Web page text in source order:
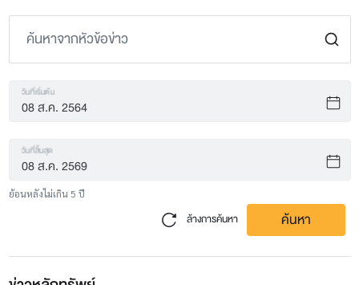
วันที่เริ่มต้น
วันที่สิ้นสุด
ย้อนหลังไม่เกิน 5 ปี
ล้างการค้นหา ค้นหา